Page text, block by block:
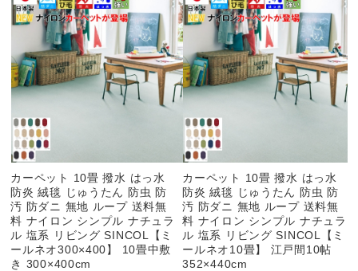
カーペット 10畳 撥水 はっ水
防炎 絨毯 じゅうたん 防虫 防
汚 防ダニ 無地 ループ 送料無
料 ナイロン シンプル ナチュラ
ル 塩系 リビング SINCOL【ミ
ールネオ300×400】 10畳中敷
き 300×400cm
カーペット 10畳 撥水 はっ水
防炎 絨毯 じゅうたん 防虫 防
汚 防ダニ 無地 ループ 送料無
料 ナイロン シンプル ナチュラ
ル 塩系 リビング SINCOL【ミ
ールネオ10畳】 江戸間10帖
352×440cm